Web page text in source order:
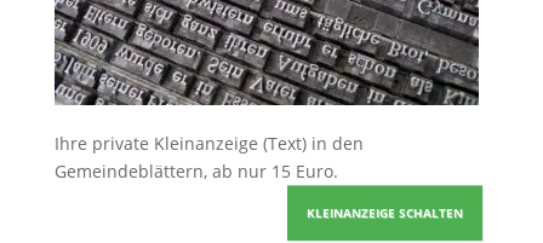
Ihre private Kleinanzeige (Text) in den
Gemeindeblättern, ab nur 15 Euro.
KLEINANZEIGE SCHALTEN